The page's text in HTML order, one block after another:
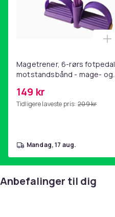
Magetrener, 6-rørs fotpedal
motstandsbånd - mage- og
hjemmegymnastikk Purple
149 kr
Tidligere laveste pris: 209 kr
mandag, 17 aug.
Anbefalinger til dig